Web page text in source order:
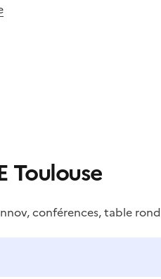
Toulouse
conférences, table